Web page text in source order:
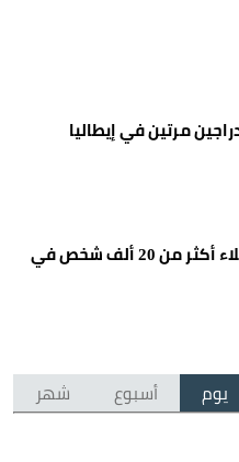
حرائق كندا تتمدد.. إجلاء أكثر من 20 ألف شخص في
يوم أسبوع شهر